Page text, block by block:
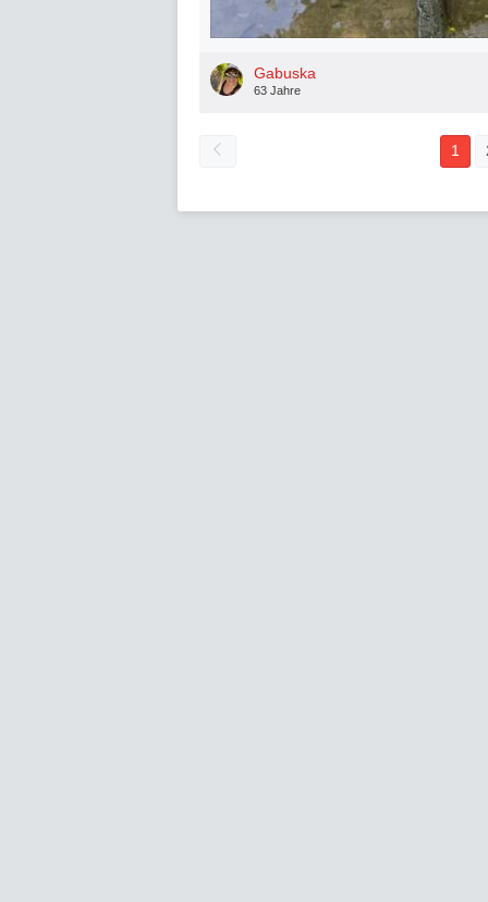
Gabuska
63 Jahre
1